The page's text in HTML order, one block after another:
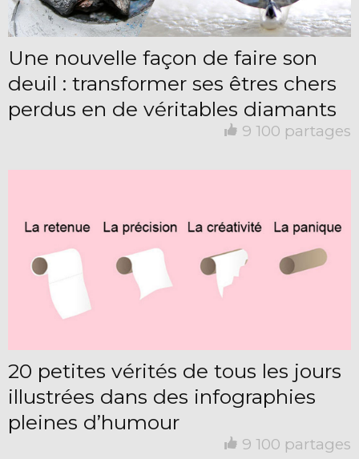
Une nouvelle façon de faire son
deuil : transformer ses êtres chers
perdus en de véritables diamants
9 100 partages
20 petites vérités de tous les jours
illustrées dans des infographies
pleines d’humour
9 100 partages